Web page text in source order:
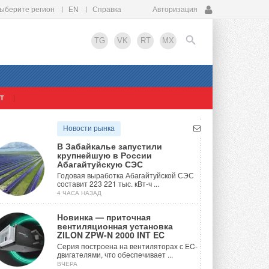
регион EN Справка Авторизация
TG VK RT MX
EN
Новости рынка
В Забайкалье запустили
крупнейшую в России
Абагайтуйскую СЭС
Годовая выработка Абагайтуйской СЭС
составит 223 221 тыс. кВт-ч ...
4 ЧАСА НАЗАД
Новинка — приточная
вентиляционная установка
ZILON ZPW-N 2000 INT EC
Серия построена на вентиляторах с EC-
двигателями, что обеспечивает ...
ВЧЕРА